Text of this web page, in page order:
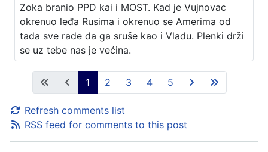
Zoka branio PPD kai i MOST. Kad je Vujnovac
okrenuo leđa Rusima i okrenuo se Amerima od
tada sve rade da ga sruše kao i Vladu. Plenki drži
se uz tebe nas je većina.
1 2 3 4 5
Refresh comments list
RSS feed for comments to this post